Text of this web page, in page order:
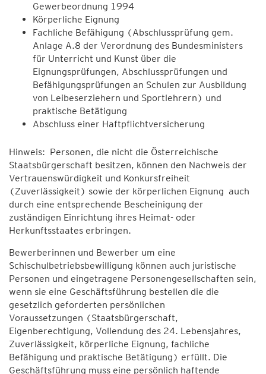
Gewerbeordnung 1994
Körperliche Eignung
Fachliche Befähigung (Abschlussprüfung gem.
Anlage A.8 der Verordnung des Bundesministers
für Unterricht und Kunst über die
Eignungsprüfungen, Abschlussprüfungen und
Befähigungsprüfungen an Schulen zur Ausbildung
von Leibeserziehern und Sportlehrern) und
praktische Betätigung
Abschluss einer Haftpflichtversicherung
Hinweis: Personen, die nicht die Österreichische
Staatsbürgerschaft besitzen, können den Nachweis der
Vertrauenswürdigkeit und Konkursfreiheit
(Zuverlässigkeit) sowie der körperlichen Eignung auch
durch eine entsprechende Bescheinigung der
zuständigen Einrichtung ihres Heimat- oder
Herkunftsstaates erbringen.
Bewerberinnen und Bewerber um eine
Schischulbetriebsbewilligung können auch juristische
Personen und eingetragene Personengesellschaften sein,
wenn sie eine Geschäftsführung bestellen die die
gesetzlich geforderten persönlichen
Voraussetzungen (Staatsbürgerschaft,
Eigenberechtigung, Vollendung des 24. Lebensjahres,
Zuverlässigkeit, körperliche Eignung, fachliche
Befähigung und praktische Betätigung) erfüllt. Die
Geschäftsführung muss eine persönlich haftende